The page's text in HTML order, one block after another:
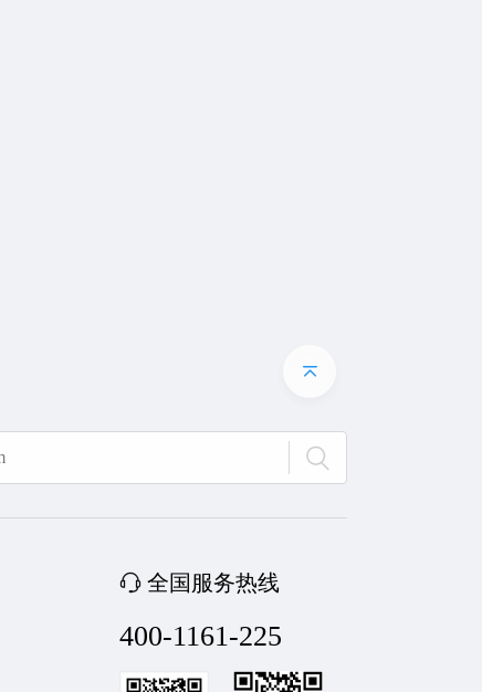
全国服务热线
400-1161-225